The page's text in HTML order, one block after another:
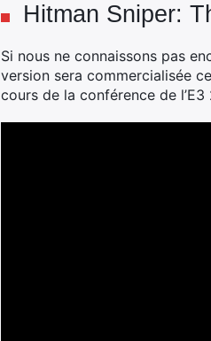
Hitman Sniper:
Si nous ne connaissons pas
version sera commercialisée
cours de la conférence de l’E3